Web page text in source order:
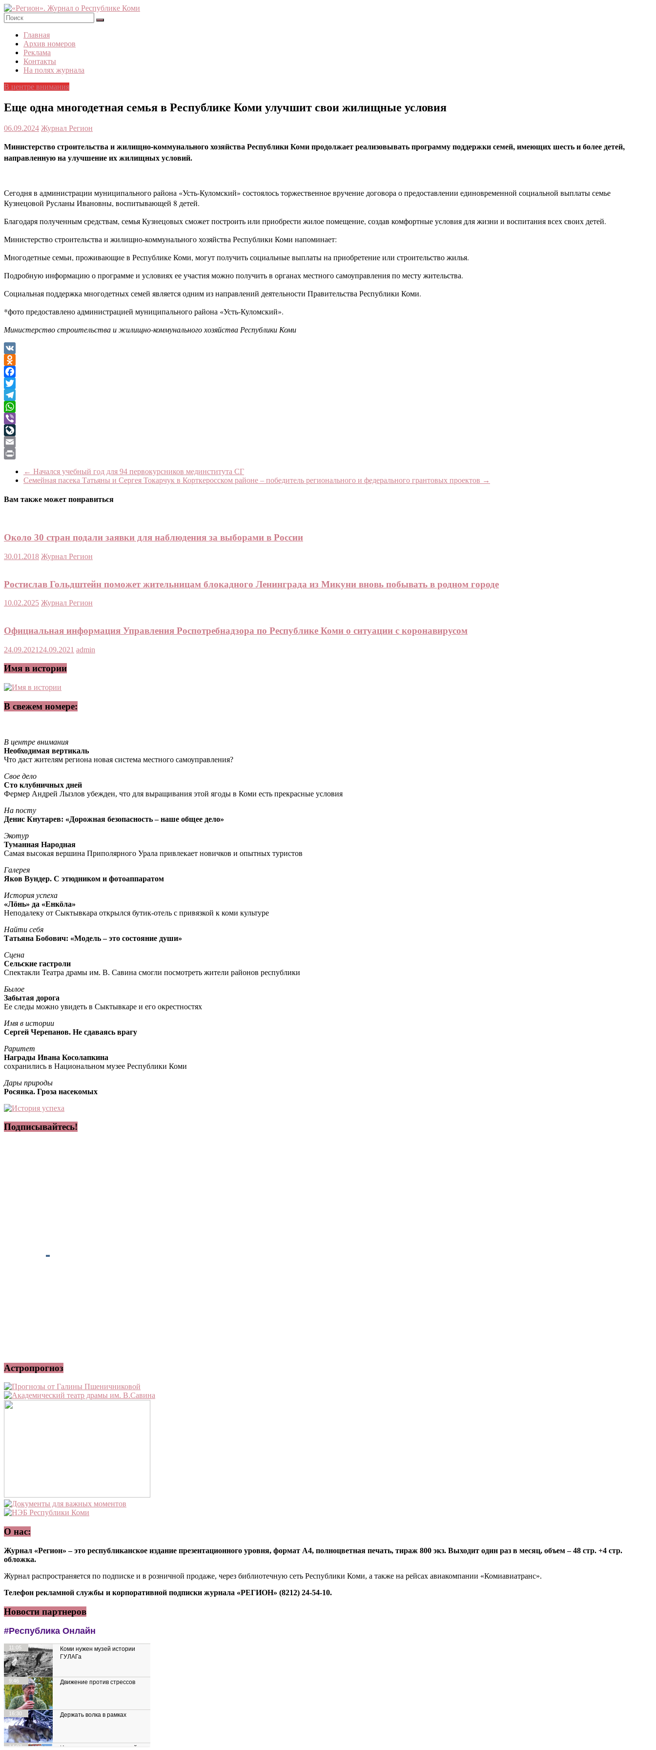
Skip
to
content
«Регион».
Журнал
Республике
Коми
Главная
Архив номеров
Реклама
Контакты
На полях журнала
В центре внимания
Еще одна многодетная семья в Республике Коми улучшит свои жилищные условия
06.09.2024 Журнал Регион
Министерство строительства и жилищно-коммунального хозяйства Республики Коми продолжает реализовывать программу поддержки семей, имеющих шесть и более детей,
направленную на улучшение их жилищных условий.
Сегодня в администрации муниципального района «Усть-Куломский» состоялось торжественное вручение договора о предоставлении единовременной социальной выплаты семье
Кузнецовой Русланы Ивановны, воспитывающей 8 детей.
Благодаря полученным средствам, семья Кузнецовых сможет построить или приобрести жилое помещение, создав комфортные условия для жизни и воспитания всех своих детей.
Министерство строительства и жилищно-коммунального хозяйства Республики Коми напоминает:
Многодетные семьи, проживающие в Республике Коми, могут получить социальные выплаты на приобретение или строительство жилья.
Подробную информацию о программе и условиях ее участия можно получить в органах местного самоуправления по месту жительства.
Социальная поддержка многодетных семей является одним из направлений деятельности Правительства Республики Коми.
*фото предоставлено администрацией муниципального района «Усть-Куломский».
Министерство строительства и жилищно-коммунального хозяйства Республики Коми
VK
Odnoklassniki
Facebook
Twitter
Telegram
WhatsApp
Viber
LiveJournal
Email
← Начался учебный год для 94 первокурсников мединститута СГ
Семейная пасека Татьяны и Сергея Токарчук в Корткеросском районе – победитель регионального и федерального грантовых проектов →
Вам также может понравиться
Около 30 стран подали заявки для наблюдения за выборами в России
30.01.2018 Журнал Регион
Ростислав Гольдштейн поможет жительницам блокадного Ленинграда из Микуни вновь побывать в родном городе
10.02.2025 Журнал Регион
Официальная информация Управления Роспотребнадзора по Республике Коми о ситуации с коронавирусом
24.09.2021 24.09.2021 admin
Имя в истории
В свежем номере:
В центре внимания
Необходимая вертикаль
Что даст жителям региона новая система местного самоуправления?
Свое дело
Сто клубничных дней
Фермер Андрей Лызлов убежден, что для выращивания этой ягоды в Коми есть прекрасные условия
На посту
Денис Кнутарев: «Дорожная безопасность – наше общее дело»
Экотур
Туманная Народная
Самая высокая вершина Приполярного Урала привлекает новичков и опытных туристов
Галерея
Яков Вундер. С этюдником и фотоаппаратом
История успеха
«Лöнь» да «Енкöла»
Неподалеку от Сыктывкара открылся бутик-отель с привязкой к коми культуре
Найти себя
Татьяна Бобович: «Модель – это состояние души»
Сцена
Сельские гастроли
Спектакли Театра драмы им. В. Савина смогли посмотреть жители районов республики
Былое
Забытая дорога
Ее следы можно увидеть в Сыктывкаре и его окрестностях
Имя в истории
Сергей Черепанов. Не сдаваясь врагу
Раритет
Награды Ивана Косолапкина
сохранились в Национальном музее Республики Коми
Дары природы
Росянка. Гроза насекомых
Подписывайтесь!
Астропрогноз
О нас:
Журнал «Регион» – это республиканское издание презентационного уровня, формат А4, полноцветная печать, тираж 800 экз. Выходит один раз в месяц, объем – 48 стр. +4 стр.
обложка.
Журнал распространяется по подписке и в розничной продаже, через библиотечную сеть Республики Коми, а также на рейсах авиакомпании «Комиавиатранс».
Телефон рекламной службы и корпоративной подписки журнала «РЕГИОН» (8212) 24-54-10.
Новости партнеров